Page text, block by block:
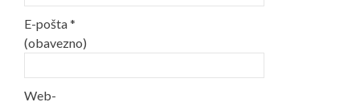
E-pošta*
(obavezno)
Web-